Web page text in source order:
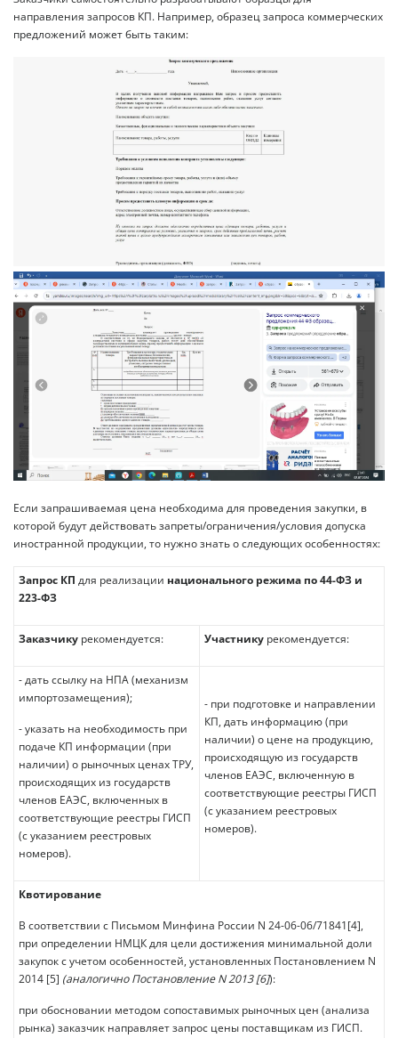
направления запросов КП. Например, образец запроса коммерческих
предложений может быть таким:
Если запрашиваемая цена необходима для проведения закупки, в
которой будут действовать запреты/ограничения/условия допуска
иностранной продукции, то нужно знать о следующих особенностях:
Запрос КП для реализации национального режима по 44-ФЗ и
223-ФЗ
Заказчику рекомендуется: Участнику рекомендуется:
- дать ссылку на НПА (механизм
импортозамещения);
- указать на необходимость при
подаче КП информации (при
наличии) о рыночных ценах ТРУ,
происходящих из государств
членов ЕАЭС, включенных в
соответствующие реестры ГИСП
(с указанием реестровых
номеров).
- при подготовке и направлении
КП, дать информацию (при
наличии) о цене на продукцию,
происходящую из государств
членов ЕАЭС, включенную в
соответствующие реестры ГИСП
(с указанием реестровых
номеров).
Квотирование
В соответствии с Письмом Минфина России N 24-06-06/71841[4],
при определении НМЦК для цели достижения минимальной доли
закупок с учетом особенностей, установленных Постановлением N
2014 [5] (аналогично Постановление N 2013 [6]):
при обосновании методом сопоставимых рыночных цен (анализа
рынка) заказчик направляет запрос цены поставщикам из ГИСП.